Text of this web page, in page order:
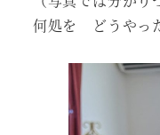
何処を どうやっ